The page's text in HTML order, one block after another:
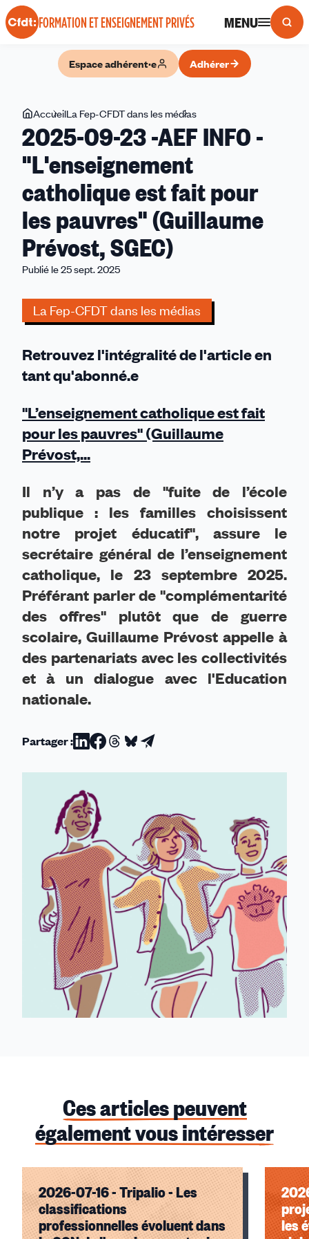
Panneau de gestion des cookies
FORMATION ET ENSEIGNEMENT PRIVÉS MENU
Espace adhérent·e Adhérer
Vous
êtes
ici
AccueilLa Fep-CFDT dans les médias
AEF
INFO
pour
les
(Guillaume
2025-09-23 -AEF INFO -
"L'enseignement
catholique est fait pour
les pauvres" (Guillaume
Prévost, SGEC)
Publié le 25 sept. 2025
La Fep-CFDT dans les médias
Retrouvez l'intégralité de l'article en
tant qu'abonné.e
"L’enseignement catholique est fait
pour les pauvres" (Guillaume
Prévost,...
Il n’y a pas de "fuite de l’école
publique : les familles choisissent
notre projet éducatif", assure le
secrétaire général de l’enseignement
catholique, le 23 septembre 2025.
Préférant parler de "complémentarité
des offres" plutôt que de guerre
scolaire, Guillaume Prévost appelle à
des partenariats avec les collectivités
et à un dialogue avec l'Education
nationale.
Partager :Partager
sur
Linkedin
Partager
sur
Facebook
Partager
sur
Partager
sur
Partager
par
Ces articles peuvent
également vous intéresser
2026-07-16 - Tripalio - Les
classifications
professionnelles évoluent dans
les